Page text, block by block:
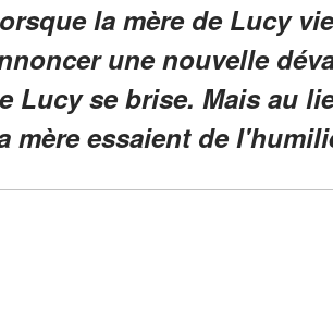
la mère de Lucy
une nouvelle
Lucy se brise. Mais au
mère essaient de